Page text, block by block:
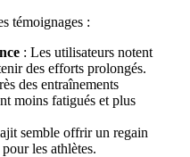
témoignages :
: Les utilisateurs notent
des efforts prolongés.
des entraînements
moins fatigués et plus
semble offrir un regain
les athlètes.